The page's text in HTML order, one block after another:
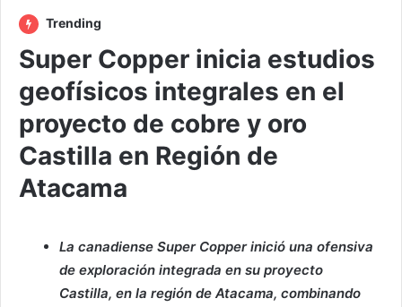
Trending
Super Copper inicia estudios
geofísicos integrales en el
proyecto de cobre y oro
Castilla en Región de
Atacama
La canadiense Super Copper inició una ofensiva
de exploración integrada en su proyecto
Castilla, en la región de Atacama, combinando